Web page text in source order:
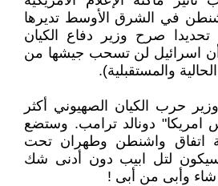
في الشرق الأوسط تديرها
تحديدا صرح وزير دفاع الكيان
(أن اسرائيل لن تسحب جيشها من
والمستقبلية).
حرب الكيان الصهيوني أكثر
دونالد ترامب. وستضع
اتفاق واشنطن وطهران تحت
لتل ابيب دون أدنى شك
شاء وأبى من أبى !